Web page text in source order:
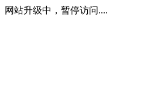
网站升级中，暂停访问....